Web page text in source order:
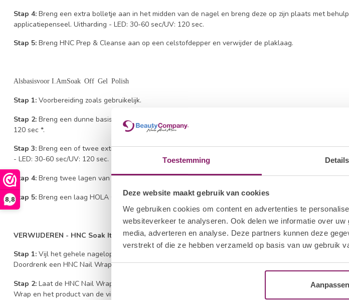
Toestemming Details
Deze website maakt gebruik van cookies
We gebruiken cookies om content en advertenties te
websiteverkeer te analyseren. Ook delen we informatie over
media, adverteren en analyse. Deze partners kunnen deze
verstrekt of die ze hebben verzameld op basis van uw gebruik
Aanpassen
8,8
Stap 4: Breng een extra bolletje aan in het midden van de nagel en breng deze op zijn plaats met
applicatiepenseel. Uitharding - LED: 30-60 sec/UV: 120 sec.
Stap 5: Breng HNC Prep & Cleanse aan op een celstofdepper en verwijder de plaklaag.
Alsbasisvoor I.AmSoak Off Gel Polish
Stap 1: Voorbereiding zoals gebruikelijk.
Stap 2: Breng een dunne basislaag aan van een HOLA Rubber Base naar keuze. Uitharden - LED: 30-60
120 sec *.
Stap 3: Breng een of twee extra lagen aan om onregelmatigheden in het nagel oppervlak te egaliseren.
- LED: 30-60 sec/UV: 120 sec.
Stap 4: Breng twee lagen van een Gelpolish kleur naar keuze aan en laat deze uitharden.
Stap 5: Breng een laag HOLA Gelpolish Top Gel aan en laat deze uitharden.
VERWIJDEREN - HNC Soak It Off Remover
Stap 1: Vijl het gehele nageloppervlak met de HNC Halfmoon File om de verzegeling op nagel te
Doordrenk een HNC Nail Wrap met HNC Soak It Off Remover en bevestig de wrap stevig rond de vinger.
Stap 2: Laat de HNC Nail Wrap tien minuten op de vinger zitten. Trek met een draaiende beweging de
Wrap en het product van de vingernagel.